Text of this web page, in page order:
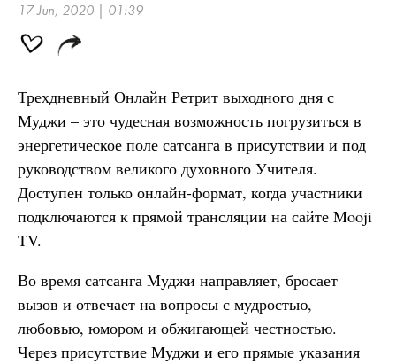
17 Jun, 2020 | 01:39
Трехдневный Онлайн Ретрит выходного дня с
Муджи – это чудесная возможность погрузиться в
энергетическое поле сатсанга в присутствии и под
руководством великого духовного Учителя.
Доступен только онлайн-формат, когда участники
подключаются к прямой трансляции на сайте Mooji
TV.
Во время сатсанга Муджи направляет, бросает
вызов и отвечает на вопросы с мудростью,
любовью, юмором и обжигающей честностью.
Через присутствие Муджи и его прямые указания